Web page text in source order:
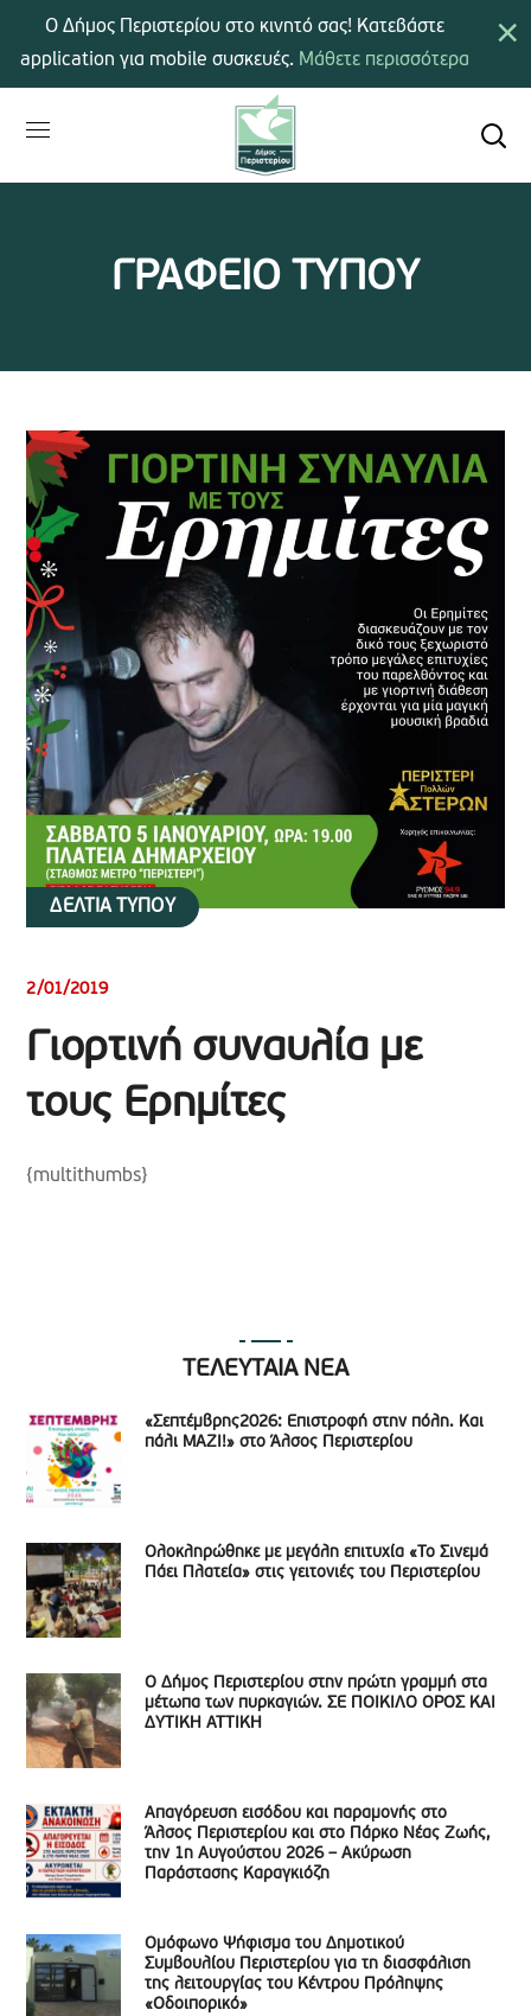
ΓΡΑΦΕΙΟ ΤΥΠΟΥ
ΔΕΛΤΙΑ ΤΥΠΟΥ
2/01/2019
Γιορτινή συναυλία με
τους Ερημίτες
{multithumbs}
ΤΕΛΕΥΤΑΙΑ ΝΕΑ
«Σεπτέμβρης2026: Επιστροφή στην πόλη. Και
πάλι ΜΑΖΙ!» στο Άλσος Περιστερίου
Ολοκληρώθηκε με μεγάλη επιτυχία «Το Σινεμά
Πάει Πλατεία» στις γειτονιές του Περιστερίου
Ο Δήμος Περιστερίου στην πρώτη γραμμή στα
μέτωπα των πυρκαγιών. ΣΕ ΠΟΙΚΙΛΟ ΟΡΟΣ ΚΑΙ
ΔΥΤΙΚΗ ΑΤΤΙΚΗ
Απαγόρευση εισόδου και παραμονής στο
Άλσος Περιστερίου και στο Πάρκο Νέας Ζωής,
την 1η Αυγούστου 2026 – Ακύρωση
Παράστασης Καραγκιόζη
Ομόφωνο Ψήφισμα του Δημοτικού
Συμβουλίου Περιστερίου για τη διασφάλιση
της λειτουργίας του Κέντρου Πρόληψης
«Οδοιπορικό»
×
Ο Δήμος Περιστερίου στο κινητό σας! Κατεβάστε
application για mobile συσκευές. Μάθετε περισσότερα